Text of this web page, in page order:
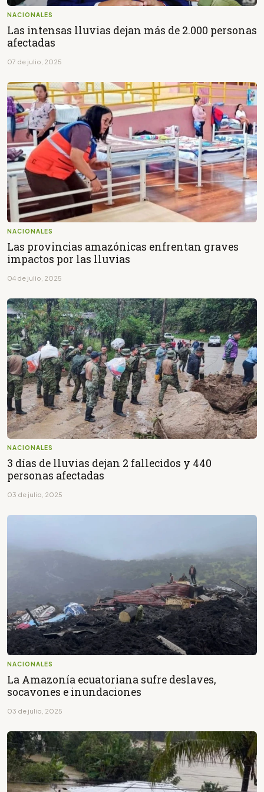
NACIONALES
Las intensas lluvias dejan más de 2.000 personas
afectadas
07 de julio, 2025
NACIONALES
Las provincias amazónicas enfrentan graves
impactos por las lluvias
04 de julio, 2025
NACIONALES
3 días de lluvias dejan 2 fallecidos y 440
personas afectadas
03 de julio, 2025
NACIONALES
La Amazonía ecuatoriana sufre deslaves,
socavones e inundaciones
03 de julio, 2025